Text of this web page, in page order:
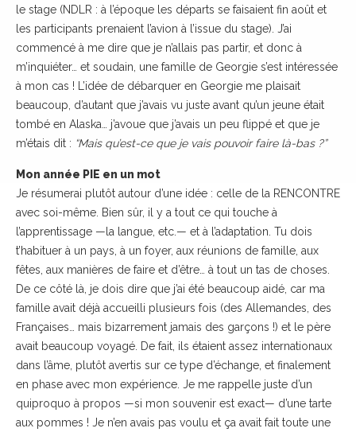
le stage (NDLR : à l’époque les départs se faisaient fin août et
les participants prenaient l’avion à l’issue du stage). J’ai
commencé à me dire que je n’allais pas partir, et donc à
m’inquiéter… et soudain, une famille de Georgie s’est intéressée
à mon cas ! L’idée de débarquer en Georgie me plaisait
beaucoup, d’autant que j’avais vu juste avant qu’un jeune était
tombé en Alaska… j’avoue que j’avais un peu flippé et que je
m’étais dit : “Mais qu’est-ce que je vais pouvoir faire là-bas ?”
Mon année PIE en un mot
Je résumerai plutôt autour d’une idée : celle de la RENCONTRE
avec soi-même. Bien sûr, il y a tout ce qui touche à
l’apprentissage —la langue, etc.— et à l’adaptation. Tu dois
t’habituer à un pays, à un foyer, aux réunions de famille, aux
fêtes, aux manières de faire et d’être… à tout un tas de choses.
De ce côté là, je dois dire que j’ai été beaucoup aidé, car ma
famille avait déjà accueilli plusieurs fois (des Allemandes, des
Françaises… mais bizarrement jamais des garçons !) et le père
avait beaucoup voyagé. De fait, ils étaient assez internationaux
dans l’âme, plutôt avertis sur ce type d’échange, et finalement
en phase avec mon expérience. Je me rappelle juste d’un
quiproquo à propos —si mon souvenir est exact— d’une tarte
aux pommes ! Je n’en avais pas voulu et ça avait fait toute une